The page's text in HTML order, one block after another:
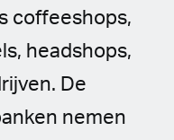
coffeeshops,
headshops,
De
nemen